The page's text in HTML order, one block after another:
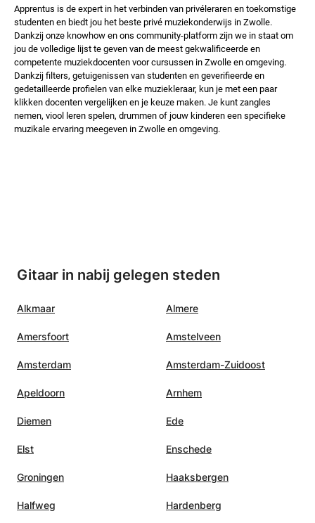
Apprentus is de expert in het verbinden van privéleraren en toekomstige
studenten en biedt jou het beste privé muziekonderwijs in Zwolle.
Dankzij onze knowhow en ons community-platform zijn we in staat om
jou de volledige lijst te geven van de meest gekwalificeerde en
competente muziekdocenten voor cursussen in Zwolle en omgeving.
Dankzij filters, getuigenissen van studenten en geverifieerde en
gedetailleerde profielen van elke muziekleraar, kun je met een paar
klikken docenten vergelijken en je keuze maken. Je kunt zangles
nemen, viool leren spelen, drummen of jouw kinderen een specifieke
muzikale ervaring meegeven in Zwolle en omgeving.
Gitaar in nabij gelegen steden
Alkmaar Almere
Amersfoort Amstelveen
Amsterdam Amsterdam-Zuidoost
Apeldoorn Arnhem
Diemen Ede
Elst Enschede
Groningen Haaksbergen
Halfweg Hardenberg